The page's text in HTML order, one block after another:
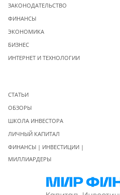
ЗАКОНОДАТЕЛЬСТВО
ФИНАНСЫ
ЭКОНОМИКА
БИЗНЕС
ИНТЕРНЕТ И ТЕХНОЛОГИИ
СТАТЬИ
ОБЗОРЫ
ШКОЛА ИНВЕСТОРА
ЛИЧНЫЙ КАПИТАЛ
ФИНАНСЫ | ИНВЕСТИЦИИ |
МИЛЛИАРДЕРЫ